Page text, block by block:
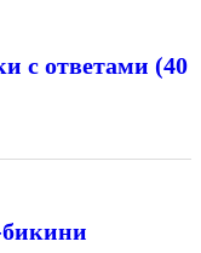
с ответами (40